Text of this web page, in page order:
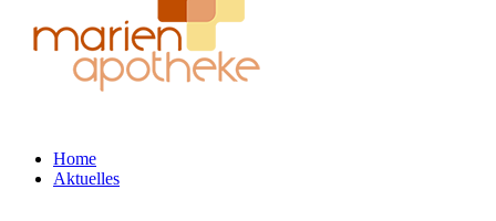
Home
Aktuelles